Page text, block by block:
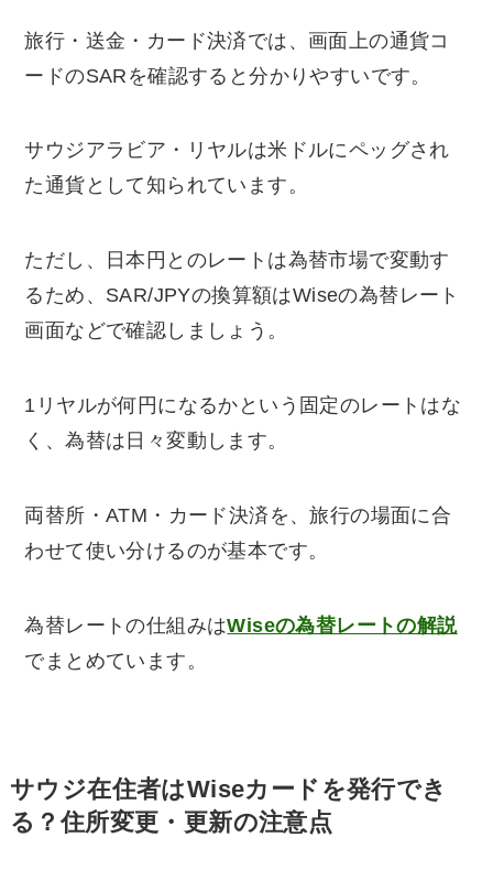
旅行・送金・カード決済では、画面上の通貨コ
ードのSARを確認すると分かりやすいです。
サウジアラビア・リヤルは米ドルにペッグされ
た通貨として知られています。
ただし、日本円とのレートは為替市場で変動す
るため、SAR/JPYの換算額はWiseの為替レート
画面などで確認しましょう。
1リヤルが何円になるかという固定のレートはな
く、為替は日々変動します。
両替所・ATM・カード決済を、旅行の場面に合
わせて使い分けるのが基本です。
為替レートの仕組みはWiseの為替レートの解説
でまとめています。
サウジ在住者はWiseカードを発行でき
る？住所変更・更新の注意点